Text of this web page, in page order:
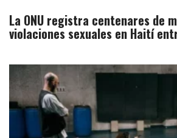
La ONU registra centenares de
violaciones sexuales en Haití